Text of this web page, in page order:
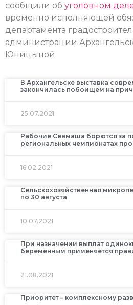
сообщили об уголовном
временно исполняющей
департамента
администрации
Юницыной.
В Архангельске выставка
закончилась побоищем на
25.07.2021
Рабочие Севмаша борются за
региональных чемпионатах
16.02.2021
Сельскохозяйственная
по 30 августа
10.07.2021
При назначении выплат
беременным применяется
21.08.2021
Приоритет – комплексному